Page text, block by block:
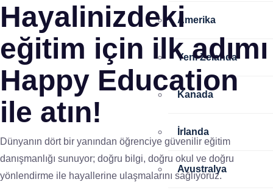
Amerika
Yeni Zelanda
Kanada
İrlanda
Avustralya
Hayalinizdeki
eğitim için ilk adımı
Happy Education
ile atın!
Dünyanın dört bir yanından öğrenciye güvenilir eğitim
danışmanlığı sunuyor; doğru bilgi, doğru okul ve doğru
yönlendirme ile hayallerine ulaşmalarını sağlıyoruz.